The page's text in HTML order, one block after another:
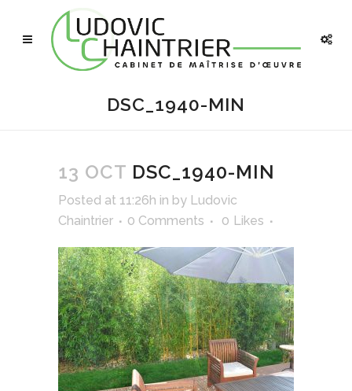
DSC_1940-MIN
13 OCT DSC_1940-MIN
Posted at 11:26h in by Ludovic
Chaintrier
0 Comments 0 Likes